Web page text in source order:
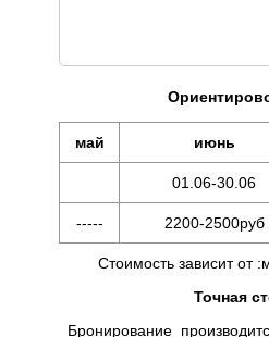
май июнь
01.06-30.06
----- 2200-2500руб
Стоимость зависит от
Точная
Бронирование